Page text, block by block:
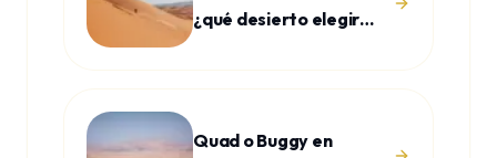
¿qué desierto elegir
Quad o Buggy en